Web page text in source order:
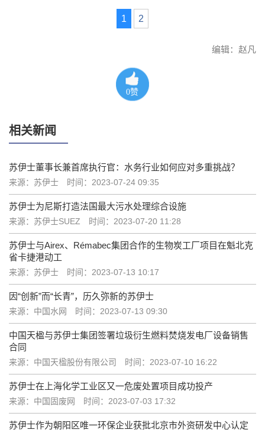
1 2
编辑：赵凡
0赞
相关新闻
苏伊士董事长兼首席执行官：水务行业如何应对多重挑战？
来源：苏伊士 时间：2023-07-24 09:35
苏伊士为尼斯打造法国最大污水处理综合设施
来源：苏伊士SUEZ 时间：2023-07-20 11:28
苏伊士与Airex、Rémabec集团合作的生物炭工厂项目在魁北克
省卡捷港动工
来源：苏伊士 时间：2023-07-13 10:17
因“创新”而“长青”，历久弥新的苏伊士
来源：中国水网 时间：2023-07-13 09:30
中国天楹与苏伊士集团签署垃圾衍生燃料焚烧发电厂设备销售
合同
来源：中国天楹股份有限公司 时间：2023-07-10 16:22
苏伊士在上海化学工业区又一危废处置项目成功投产
来源：中国固废网 时间：2023-07-03 17:32
苏伊士作为朝阳区唯一环保企业获批北京市外资研发中心认定